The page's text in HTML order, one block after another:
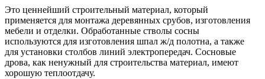
Это ценнейший строительный материал, который
применяется для монтажа деревянных срубов, изготовления
мебели и отделки. Обработанные стволы сосны
используются для изготовления шпал ж/д полотна, а также
для установки столбов линий электропередач. Сосновые
дрова, как ненужный для строительства материал, имеют
хорошую теплоотдачу.